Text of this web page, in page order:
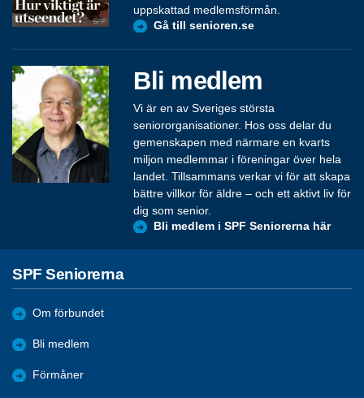
uppskattad medlemsförmån.
Gå till senioren.se
Bli medlem
Vi är en av Sveriges största
seniororganisationer. Hos oss delar du
gemenskapen med närmare en kvarts
miljon medlemmar i föreningar över hela
landet. Tillsammans verkar vi för att skapa
bättre villkor för äldre – och ett aktivt liv för
dig som senior.
Bli medlem i SPF Seniorerna här
SPF Seniorerna
Om förbundet
Bli medlem
Förmåner